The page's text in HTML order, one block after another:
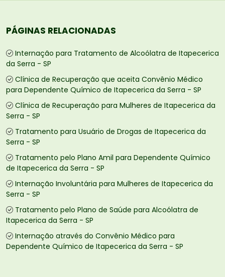
PÁGINAS RELACIONADAS
Internação para Tratamento de Alcoólatra de Itapecerica
da Serra - SP
Clínica de Recuperação que aceita Convênio Médico
para Dependente Químico de Itapecerica da Serra - SP
Clínica de Recuperação para Mulheres de Itapecerica da
Serra - SP
Tratamento para Usuário de Drogas de Itapecerica da
Serra - SP
Tratamento pelo Plano Amil para Dependente Químico
de Itapecerica da Serra - SP
Internação Involuntária para Mulheres de Itapecerica da
Serra - SP
Tratamento pelo Plano de Saúde para Alcoólatra de
Itapecerica da Serra - SP
Internação através do Convênio Médico para
Dependente Químico de Itapecerica da Serra - SP